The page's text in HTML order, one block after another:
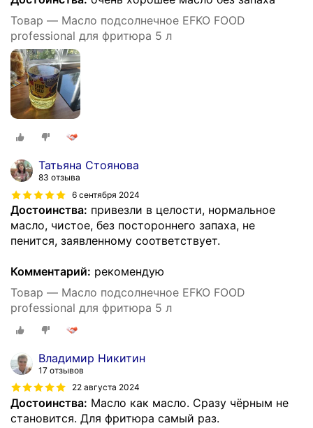
Товар — Масло подсолнечное EFKO FOOD
professional для фритюра 5 л
Татьяна Стоянова
83 отзыва
6 сентября 2024
Достоинства: привезли в целости, нормальное
масло, чистое, без постороннего запаха, не
пенится, заявленному соответствует.
Комментарий: рекомендую
Товар — Масло подсолнечное EFKO FOOD
professional для фритюра 5 л
Владимир Никитин
17 отзывов
22 августа 2024
Достоинства: Масло как масло. Сразу чёрным не
становится. Для фритюра самый раз.